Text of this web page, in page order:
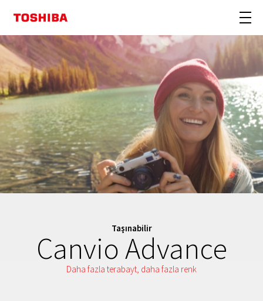
Taşınabilir
Canvio Advance
Daha fazla terabayt, daha fazla renk